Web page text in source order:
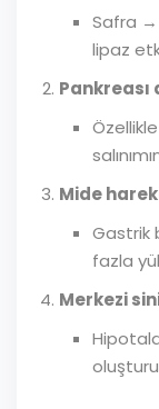
Safra →
lipaz
Pankreası
Mide
Gastrik
fazla
Merkezi